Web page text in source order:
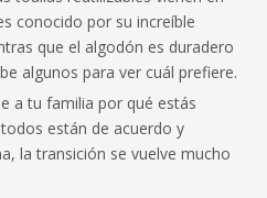
conocido por su increíble
que el algodón es duradero
algunos para ver cuál prefiere.
a tu familia por qué estás
están de acuerdo y
la transición se vuelve mucho